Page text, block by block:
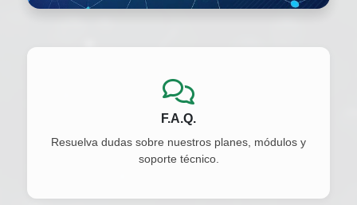
F.A.Q.
Resuelva dudas sobre nuestros planes, módulos y
soporte técnico.